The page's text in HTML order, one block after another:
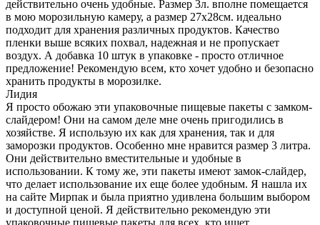
действительно очень удобные. Размер 3л. вполне помещается
в мою морозильную камеру, а размер 27х28см. идеально
подходит для хранения различных продуктов. Качество
пленки выше всяких похвал, надежная и не пропускает
воздух. А добавка 10 штук в упаковке - просто отличное
предложение! Рекомендую всем, кто хочет удобно и безопасно
хранить продукты в морозилке.
Лидия
Я просто обожаю эти упаковочные пищевые пакеты с замком-
слайдером! Они на самом деле мне очень пригодились в
хозяйстве. Я использую их как для хранения, так и для
заморозки продуктов. Особенно мне нравится размер 3 литра.
Они действительно вместительные и удобные в
использовании. К тому же, эти пакеты имеют замок-слайдер,
что делает использование их еще более удобным. Я нашла их
на сайте Мирпак и была приятно удивлена большим выбором
и доступной ценой. Я действительно рекомендую эти
упаковочные пищевые пакеты для всех, кто ищет